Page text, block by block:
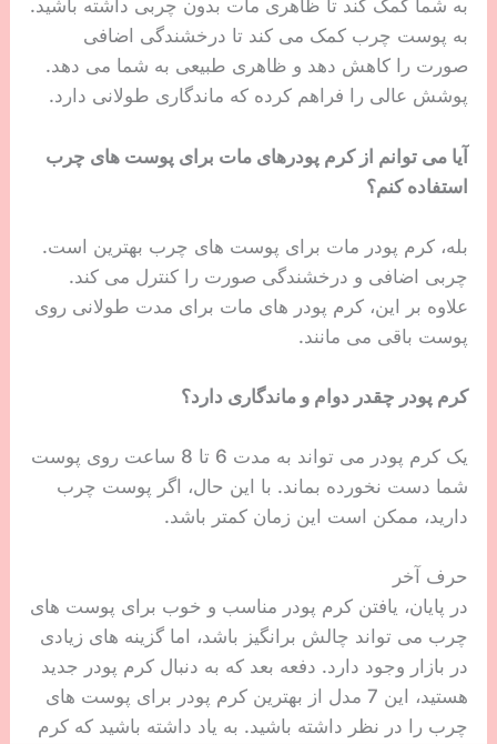
به شما کمک کند تا ظاهری مات بدون چربی داشته باشید.
به پوست چرب کمک می کند تا درخشندگی اضافی
صورت را کاهش دهد و ظاهری طبیعی به شما می دهد.
پوشش عالی را فراهم کرده که ماندگاری طولانی دارد.
آیا می توانم از کرم پودرهای مات برای پوست های چرب
استفاده کنم؟
بله، کرم پودر مات برای پوست های چرب بهترین است.
چربی اضافی و درخشندگی صورت را کنترل می کند.
علاوه بر این، کرم پودر های مات برای مدت طولانی روی
پوست باقی می مانند.
کرم پودر چقدر دوام و ماندگاری دارد؟
یک کرم پودر می تواند به مدت 6 تا 8 ساعت روی پوست
شما دست نخورده بماند. با این حال، اگر پوست چرب
دارید، ممکن است این زمان کمتر باشد.
حرف آخر
در پایان، یافتن کرم پودر مناسب و خوب برای پوست های
چرب می تواند چالش برانگیز باشد، اما گزینه های زیادی
در بازار وجود دارد. دفعه بعد که به دنبال کرم پودر جدید
هستید، این 7 مدل از بهترین کرم پودر برای پوست های
چرب را در نظر داشته باشید. به یاد داشته باشید که کرم